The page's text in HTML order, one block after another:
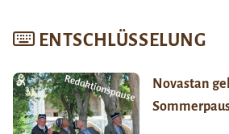
ENTSCHLÜSSELUNG
Novastan